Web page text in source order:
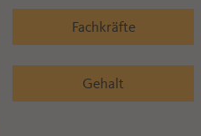
Fachkräfte
Gehalt